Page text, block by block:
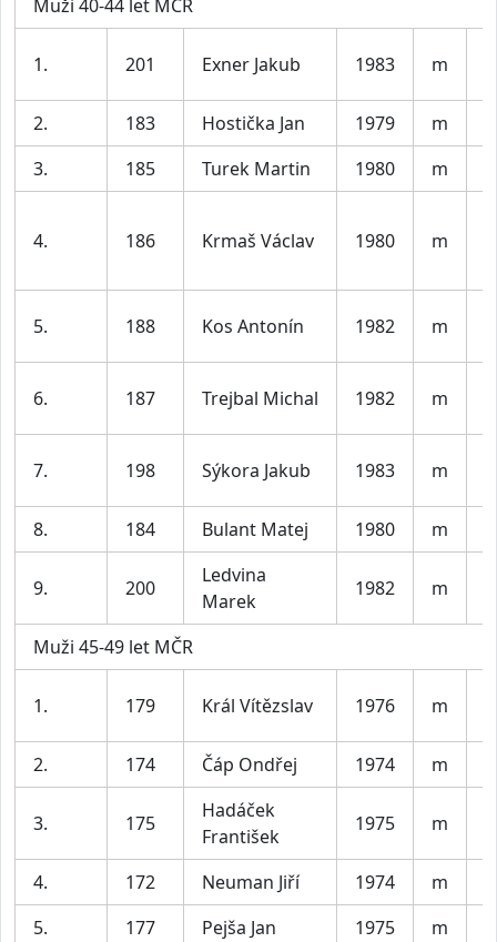
Muži 40-44 let MČR
1. 201 Exner Jakub 1983 m
2.
183 Hostička Jan 1979 m
3.
185 Turek Martin 1980 m
4. 186 Krmaš Václav 1980 m
5. 188 Kos Antonín 1982 m
6. 187 Trejbal Michal 1982 m
7. 198 Sýkora Jakub 1983 m
8.
184 Bulant Matej 1980 m
9. 200
Ledvina
Marek
1982 m
Muži 45-49 let MČR
1. 179 Král Vítězslav 1976 m
2.
174 Čáp Ondřej 1974 m
3. 175
Hadáček
František
1975 m
4. 172 Neuman Jiří 1974 m
5.
177 Pejša Jan 1975 m